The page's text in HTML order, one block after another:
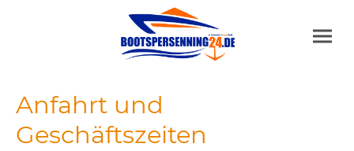
Anfahrt und
Geschäftszeiten